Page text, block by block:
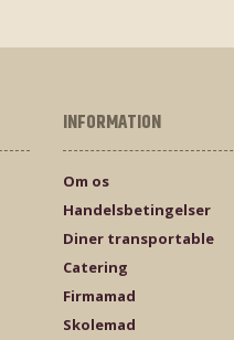
INFORMATION
Om os
Handelsbetingelser
Diner transportable
Catering
Firmamad
Skolemad